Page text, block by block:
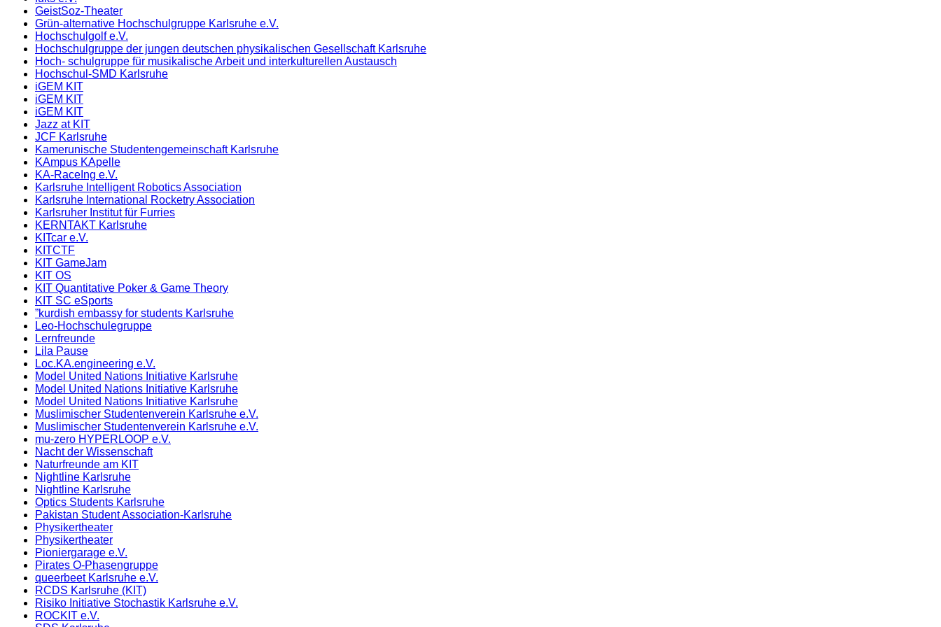
GeistSoz-Theater
Grün-alternative Hochschulgruppe Karlsruhe e.V.
Hochschulgolf e.V.
Hochschulgruppe der jungen deutschen physikalischen Gesellschaft Karlsruhe
Hoch- schulgruppe für musikalische Arbeit und interkulturellen Austausch
Hochschul-SMD Karlsruhe
iGEM KIT
iGEM KIT
iGEM KIT
Jazz at KIT
JCF Karlsruhe
Kamerunische Studentengemeinschaft Karlsruhe
KAmpus KApelle
KA-RaceIng e.V.
Karlsruhe Intelligent Robotics Association
Karlsruhe International Rocketry Association
Karlsruher Institut für Furries
KERNTAKT Karlsruhe
KITcar e.V.
KITCTF
KIT GameJam
KIT OS
KIT Quantitative Poker & Game Theory
KIT SC eSports
”kurdish embassy for students Karlsruhe
Leo-Hochschulegruppe
Lernfreunde
Lila Pause
Loc.KA.engineering e.V.
Model United Nations Initiative Karlsruhe
Model United Nations Initiative Karlsruhe
Model United Nations Initiative Karlsruhe
Muslimischer Studentenverein Karlsruhe e.V.
Muslimischer Studentenverein Karlsruhe e.V.
mu-zero HYPERLOOP e.V.
Nacht der Wissenschaft
Naturfreunde am KIT
Nightline Karlsruhe
Nightline Karlsruhe
Optics Students Karlsruhe
Pakistan Student Association-Karlsruhe
Physikertheater
Physikertheater
Pioniergarage e.V.
Pirates O-Phasengruppe
queerbeet Karlsruhe e.V.
RCDS Karlsruhe (KIT)
Risiko Initiative Stochastik Karlsruhe e.V.
ROCKIT e.V.